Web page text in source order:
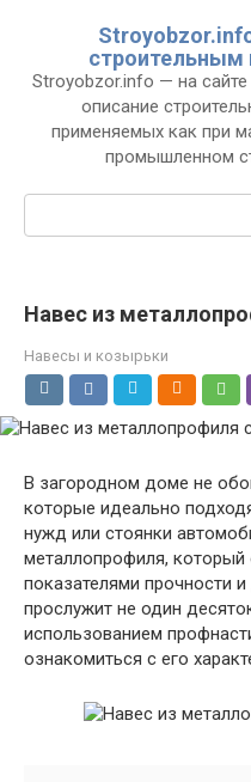
строительным
Stroyobzor.info — на
описание
применяемых как при
промышленном
Поиск:
Навес из
Навесы и козырьки
В загородном доме не
которые идеально
нужд или стоянки
металлопрофиля,
показателями прочности
прослужит не один
использованием
ознакомиться с его